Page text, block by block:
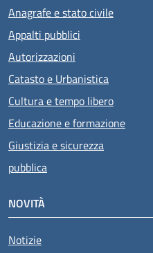
Anagrafe e stato civile
Appalti pubblici
Autorizzazioni
Catasto e Urbanistica
Cultura e tempo libero
Educazione e formazione
Giustizia e sicurezza
pubblica
NOVITÀ
Notizie